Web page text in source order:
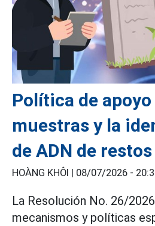
Política de
muestras y la
de ADN de
HOÀNG KHÔI | 08/07/2026 -
La Resolución No. 26/
mecanismos y políticas